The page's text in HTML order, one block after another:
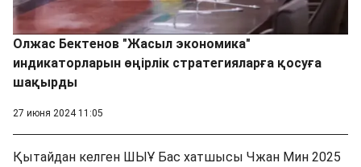
Олжас Бектенов "Жасыл экономика"
индикаторларын өңірлік стратегияларға қосуға
шақырды
27 июня 2024 11:05
Қытайдан келген ШЫҰ Бас хатшысы Чжан Мин 2025